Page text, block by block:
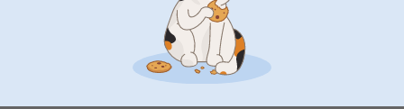
Förstklassig kundservice